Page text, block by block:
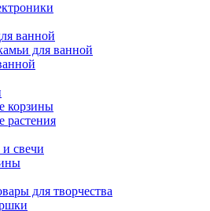
ванной
для ванной
корзины
растения
свечи
для творчества